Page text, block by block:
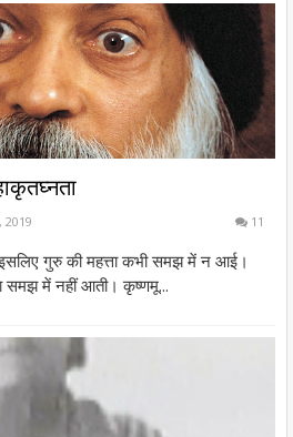
2019 11
गुरु की महत्ता कभी समझ में न आई।
समझ में नहीं आती। कृष्णमू...